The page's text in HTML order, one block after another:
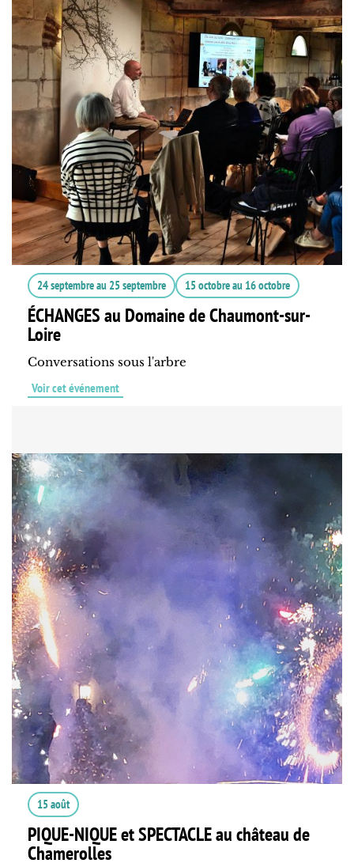
24 septembreau 25 septembre 15 octobreau 16 octobre
ÉCHANGES au Domaine de Chaumont-sur-
Loire
Conversations sous l'arbre
Voir cet événement
15 août
PIQUE-NIQUE et SPECTACLE au château de
Chamerolles